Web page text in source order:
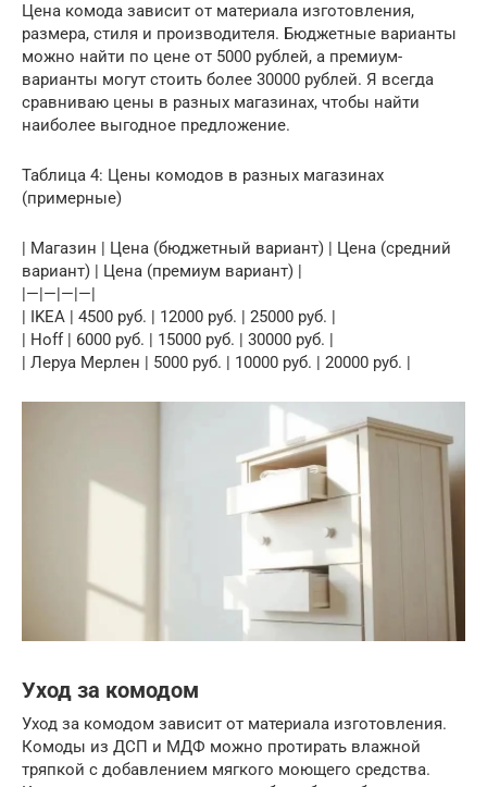
Цена комода зависит от материала изготовления,
размера, стиля и производителя. Бюджетные варианты
можно найти по цене от 5000 рублей, а премиум-
варианты могут стоить более 30000 рублей. Я всегда
сравниваю цены в разных магазинах, чтобы найти
наиболее выгодное предложение.
Таблица 4: Цены комодов в разных магазинах
(примерные)
| Магазин | Цена (бюджетный вариант) | Цена (средний
вариант) | Цена (премиум вариант) |
|—|—|—|—|
| IKEA | 4500 руб. | 12000 руб. | 25000 руб. |
| Hoff | 6000 руб. | 15000 руб. | 30000 руб. |
| Леруа Мерлен | 5000 руб. | 10000 руб. | 20000 руб. |
Уход за комодом
Уход за комодом зависит от материала изготовления.
Комоды из ДСП и МДФ можно протирать влажной
тряпкой с добавлением мягкого моющего средства.